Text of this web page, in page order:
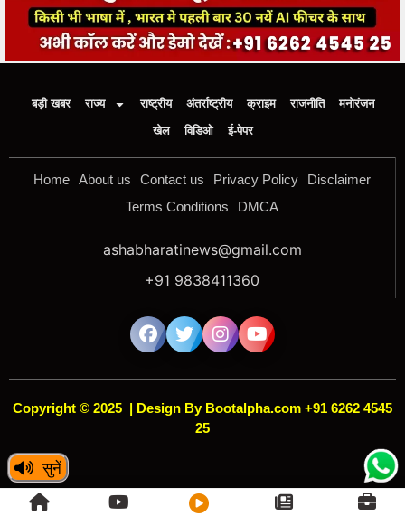
सुनें
बड़ी खबर राज्य राष्ट्रीय अंतर्राष्ट्रीय क्राइम राजनीति
मनोरंजन
खेल
विडिओ ई-पेपर
Home About us Contact us Privacy Policy
Disclaimer
Terms Conditions
DMCA
ashabharatinews@gmail.com
+91 9838411360
Copyright © 2025 | Design By Bootalpha.com +91 6262 4545
25